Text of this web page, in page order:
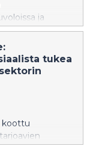
ja
havaittu
Erityisesti
aiempaa
tukea
koottu
on